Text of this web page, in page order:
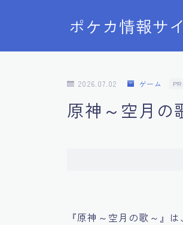
ポケカ情報サ
2026.07.02 ゲーム PR
原神～空月の
『原神～空月の歌～』